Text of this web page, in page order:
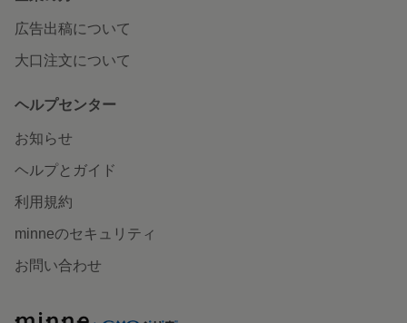
広告出稿について
大口注文について
ヘルプセンター
お知らせ
ヘルプとガイド
利用規約
minneのセキュリティ
お問い合わせ